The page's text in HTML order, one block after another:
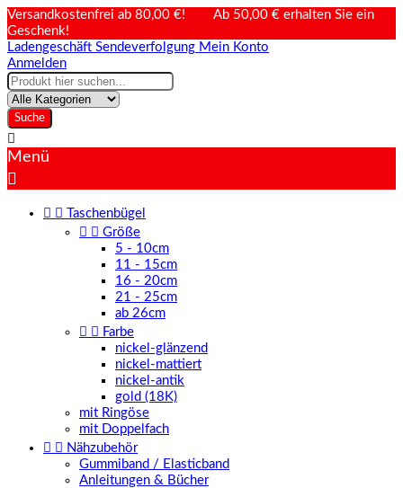
Versandkostenfrei ab 80,00 €! Ab 50,00 € erhalten Sie ein
Geschenk!
Ladengeschäft Sendeverfolgung Mein Konto
Anmelden
Suche

Menü

 
Taschenbügel
  Größe
5 - 10cm
11 - 15cm
16 - 20cm
21 - 25cm
ab 26cm
  Farbe
nickel-glänzend
nickel-mattiert
nickel-antik
gold (18K)
mit Ringöse
mit Doppelfach
  Nähzubehör
Gummiband / Elasticband
Anleitungen & Bücher